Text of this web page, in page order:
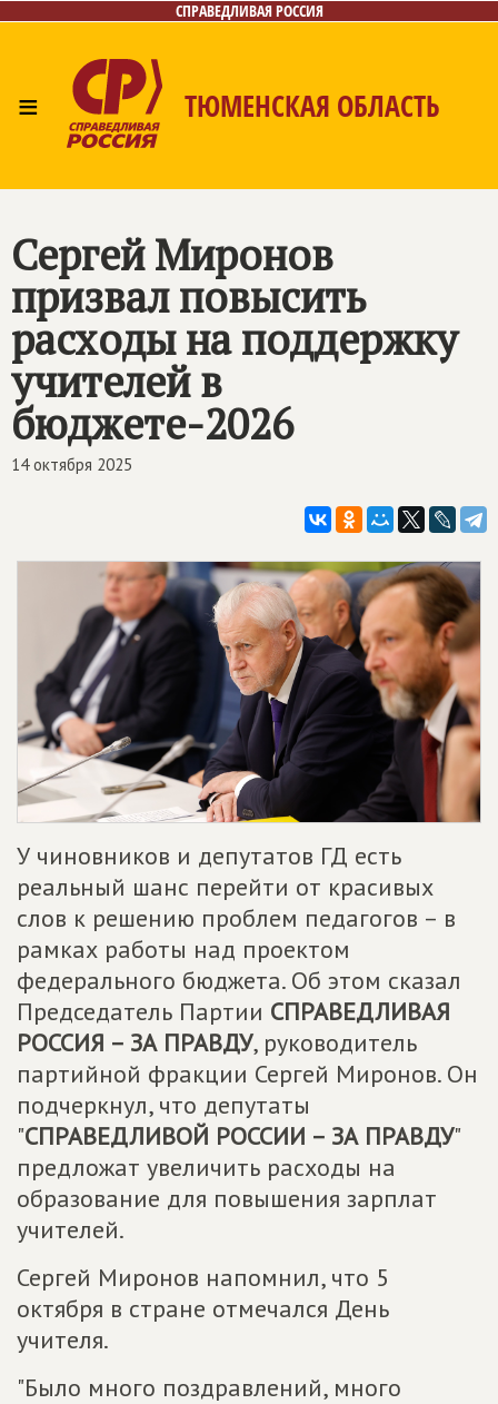
СПРАВЕДЛИВАЯ РОССИЯ
≡ ТЮМЕНСКАЯ ОБЛАСТЬ
Сергей Миронов
призвал повысить
расходы на поддержку
учителей в
бюджете-2026
14 октября 2025
У чиновников и депутатов ГД есть
реальный шанс перейти от красивых
слов к решению проблем педагогов – в
рамках работы над проектом
федерального бюджета. Об этом сказал
Председатель Партии СПРАВЕДЛИВАЯ
РОССИЯ – ЗА ПРАВДУ, руководитель
партийной фракции Сергей Миронов. Он
подчеркнул, что депутаты
"СПРАВЕДЛИВОЙ РОССИИ – ЗА ПРАВДУ"
предложат увеличить расходы на
образование для повышения зарплат
учителей.
Сергей Миронов напомнил, что 5
октября в стране отмечался День
учителя.
"Было много поздравлений, много